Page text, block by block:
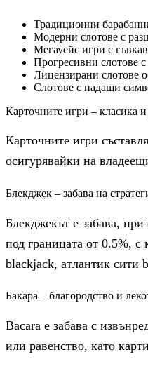
Традиционни
Модерни слотове с
Мегауейс игри с
Прогресивни слотове
Лицензирани слотове
Слотове с падащи
Карточните игри – класика
Карточните игри
осигурявайки на
Блекджек – забава на
Блекджекът е забава,
под границата от 0.5%, с
blackjack, атлантик сити
Бакара – благородство и
Bacara е забава с
или равенство, като